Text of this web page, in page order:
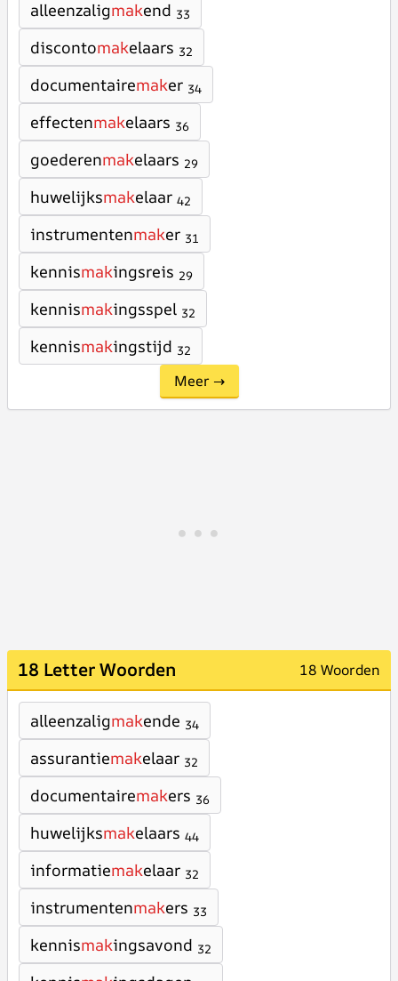
alleenzaligmakend 33
discontomakelaars 32
documentairemaker 34
effectenmakelaars 36
goederenmakelaars 29
huwelijksmakelaar 42
instrumentenmaker 31
kennismakingsreis 29
kennismakingsspel 32
kennismakingstijd 32
Meer →
18 Letter Woorden 18 Woorden
alleenzaligmakende 34
assurantiemakelaar 32
documentairemakers 36
huwelijksmakelaars 44
informatiemakelaar 32
instrumentenmakers 33
kennismakingsavond 32